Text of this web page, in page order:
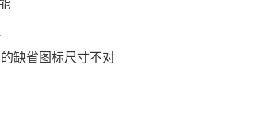
缺省图标尺寸不对